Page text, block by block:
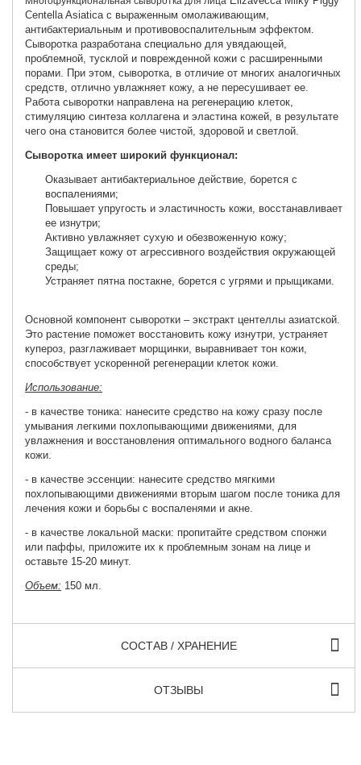
Centella Asiatica с выраженным омолаживающим,
антибактериальным и противовоспалительным эффектом.
Сыворотка разработана специально для увядающей,
проблемной, тусклой и поврежденной кожи с расширенными
порами. При этом, сыворотка, в отличие от многих аналогичных
средств, отлично увлажняет кожу, а не пересушивает ее.
Работа сыворотки направлена на регенерацию клеток,
стимуляцию синтеза коллагена и эластина кожей, в результате
чего она становится более чистой, здоровой и светлой.
Сыворотка имеет широкий функционал:
Оказывает антибактериальное действие, борется с
воспалениями;
Повышает упругость и эластичность кожи, восстанавливает
ее изнутри;
Активно увлажняет сухую и обезвоженную кожу;
Защищает кожу от агрессивного воздействия окружающей
среды;
Устраняет пятна постакне, борется с угрями и прыщиками.
Основной компонент сыворотки – экстракт центеллы азиатской.
Это растение поможет восстановить кожу изнутри, устраняет
купероз, разглаживает морщинки, выравнивает тон кожи,
способствует ускоренной регенерации клеток кожи.
Использование:
- в качестве тоника: нанесите средство на кожу сразу после
умывания легкими похлопывающими движениями, для
увлажнения и восстановления оптимального водного баланса
кожи.
- в качестве эссенции: нанесите средство мягкими
похлопывающими движениями вторым шагом после тоника для
лечения кожи и борьбы с воспаленями и акне.
- в качестве локальной маски: пропитайте средством спонжи
или паффы, приложите их к проблемным зонам на лице и
оставьте 15-20 минут.
Объем: 150 мл.
СОСТАВ / ХРАНЕНИЕ
ОТЗЫВЫ